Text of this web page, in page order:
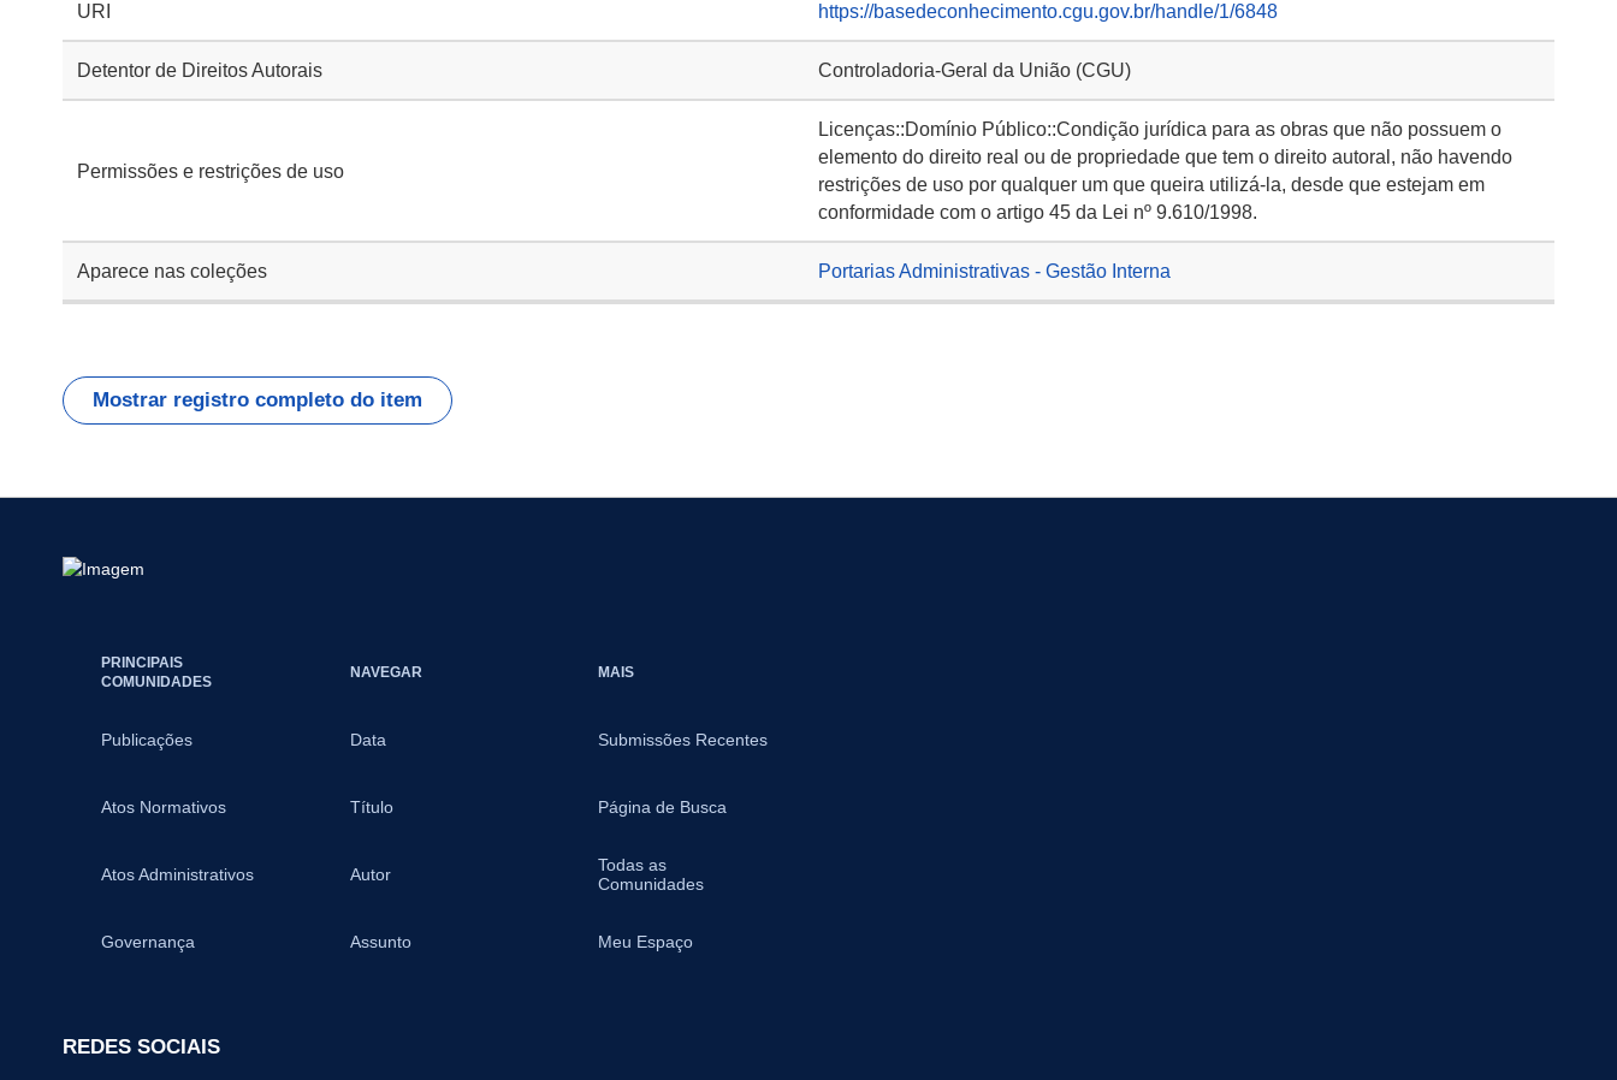
URI https://basedeconhecimento.cgu.gov.br/handle/1/6848
Detentor de Direitos Autorais Controladoria-Geral da União (CGU)
Permissões e restrições de uso
Licenças::Domínio Público::Condição jurídica para as obras que não possuem o
elemento do direito real ou de propriedade que tem o direito autoral, não havendo
restrições de uso por qualquer um que queira utilizá-la, desde que estejam em
conformidade com o artigo 45 da Lei nº 9.610/1998.
Aparece nas coleções Portarias Administrativas - Gestão Interna
Mostrar registro completo do item
PRINCIPAIS
COMUNIDADES
Publicações
Atos Normativos
Atos Administrativos
Governança
NAVEGAR
Data
Título
Autor
Assunto
MAIS
Submissões Recentes
Página de Busca
Todas as
Comunidades
Meu Espaço
REDES SOCIAIS